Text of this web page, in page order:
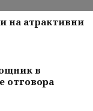
на атрактивни
в
отговора